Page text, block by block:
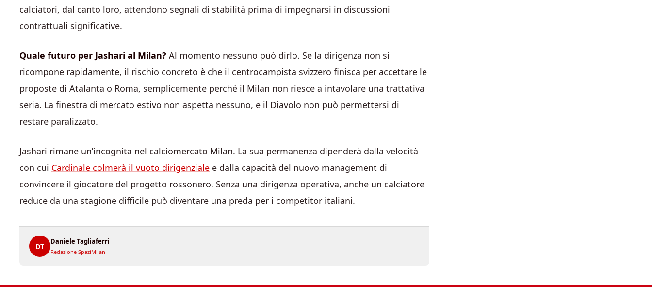
calciatori, dal canto loro, attendono segnali di stabilità prima di impegnarsi in discussioni
contrattuali significative.
Quale futuro per Jashari al Milan? Al momento nessuno può dirlo. Se la dirigenza non si
ricompone rapidamente, il rischio concreto è che il centrocampista svizzero finisca per accettare le
proposte di Atalanta o Roma, semplicemente perché il Milan non riesce a intavolare una trattativa
seria. La finestra di mercato estivo non aspetta nessuno, e il Diavolo non può permettersi di
restare paralizzato.
Jashari rimane un’incognita nel calciomercato Milan. La sua permanenza dipenderà dalla velocità
con cui Cardinale colmerà il vuoto dirigenziale e dalla capacità del nuovo management di
convincere il giocatore del progetto rossonero. Senza una dirigenza operativa, anche un calciatore
reduce da una stagione difficile può diventare una preda per i competitor italiani.
DT
Daniele Tagliaferri
Redazione SpaziMilan